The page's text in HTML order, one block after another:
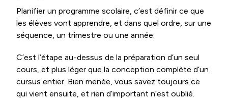
Planifier un programme scolaire, c’est définir ce que
les élèves vont apprendre, et dans quel ordre, sur une
séquence, un trimestre ou une année.
C’est l’étape au-dessus de la préparation d’un seul
cours, et plus léger que la conception complète d’un
cursus entier. Bien menée, vous savez toujours ce
qui vient ensuite, et rien d’important n’est oublié.